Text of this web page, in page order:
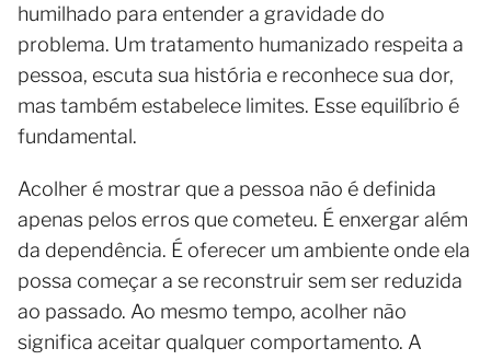
humilhado para entender a gravidade do
problema. Um tratamento humanizado respeita a
pessoa, escuta sua história e reconhece sua dor,
mas também estabelece limites. Esse equilíbrio é
fundamental.
Acolher é mostrar que a pessoa não é definida
apenas pelos erros que cometeu. É enxergar além
da dependência. É oferecer um ambiente onde ela
possa começar a se reconstruir sem ser reduzida
ao passado. Ao mesmo tempo, acolher não
significa aceitar qualquer comportamento. A